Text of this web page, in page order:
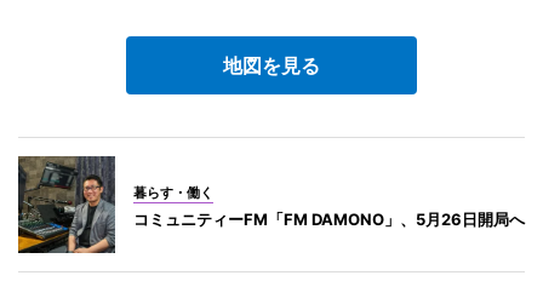
地図を見る
暮らす・働く
コミュニティーFM「FM DAMONO」、5月26日開局へ